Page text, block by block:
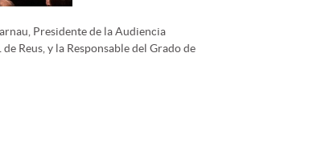
Presidente de la Audiencia
Reus, y la Responsable del Grado de